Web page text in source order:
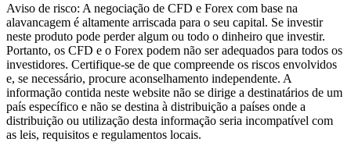
Aviso de risco: A negociação de CFD e Forex com base na
alavancagem é altamente arriscada para o seu capital. Se investir
neste produto pode perder algum ou todo o dinheiro que investir.
Portanto, os CFD e o Forex podem não ser adequados para todos os
investidores. Certifique-se de que compreende os riscos envolvidos
e, se necessário, procure aconselhamento independente. A
informação contida neste website não se dirige a destinatários de um
país específico e não se destina à distribuição a países onde a
distribuição ou utilização desta informação seria incompatível com
as leis, requisitos e regulamentos locais.